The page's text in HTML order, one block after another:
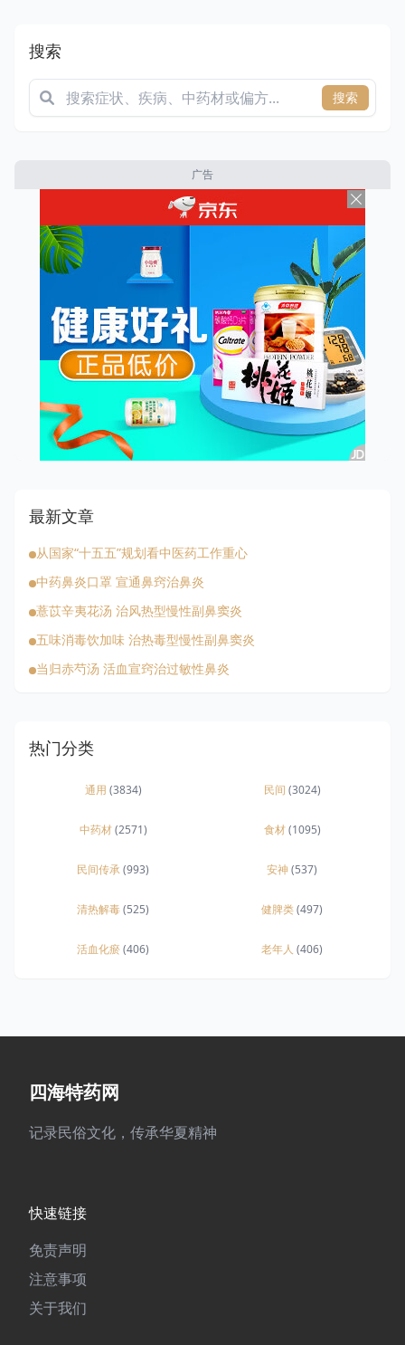
搜索
搜索
广告
最新文章
从国家“十五五”规划看中医药工作重心
中药鼻炎口罩 宣通鼻窍治鼻炎
薏苡辛夷花汤 治风热型慢性副鼻窦炎
五味消毒饮加味 治热毒型慢性副鼻窦炎
当归赤芍汤 活血宣窍治过敏性鼻炎
热门分类
通用 (3834) 民间 (3024)
中药材(2571) 食材(1095)
民间传承(993) 安神(537)
清热解毒(525) 健脾类(497)
活血化瘀(406) 老年人 (406)
四海特药网
记录民俗文化，传承华夏精神
快速链接
免责声明
注意事项
关于我们